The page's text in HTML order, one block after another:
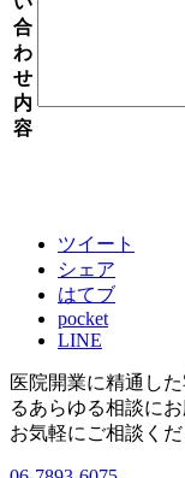
合
わ
せ
内
容
ツイート
シェア
はてブ
pocket
LINE
医院開業に精通した
るあらゆる相談にお
お気軽にご相談くだ